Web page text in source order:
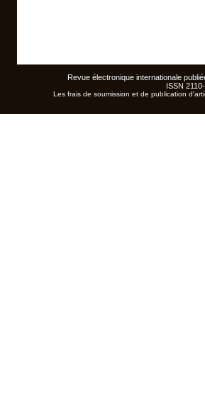
Revue électronique internationale
ISSN
Les frais de soumission et de publication